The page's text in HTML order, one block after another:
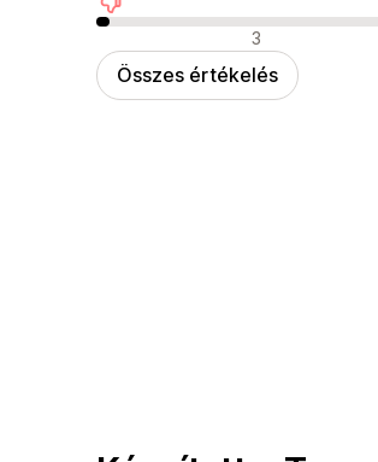
Negatív értékelések
3
Összes értékelés